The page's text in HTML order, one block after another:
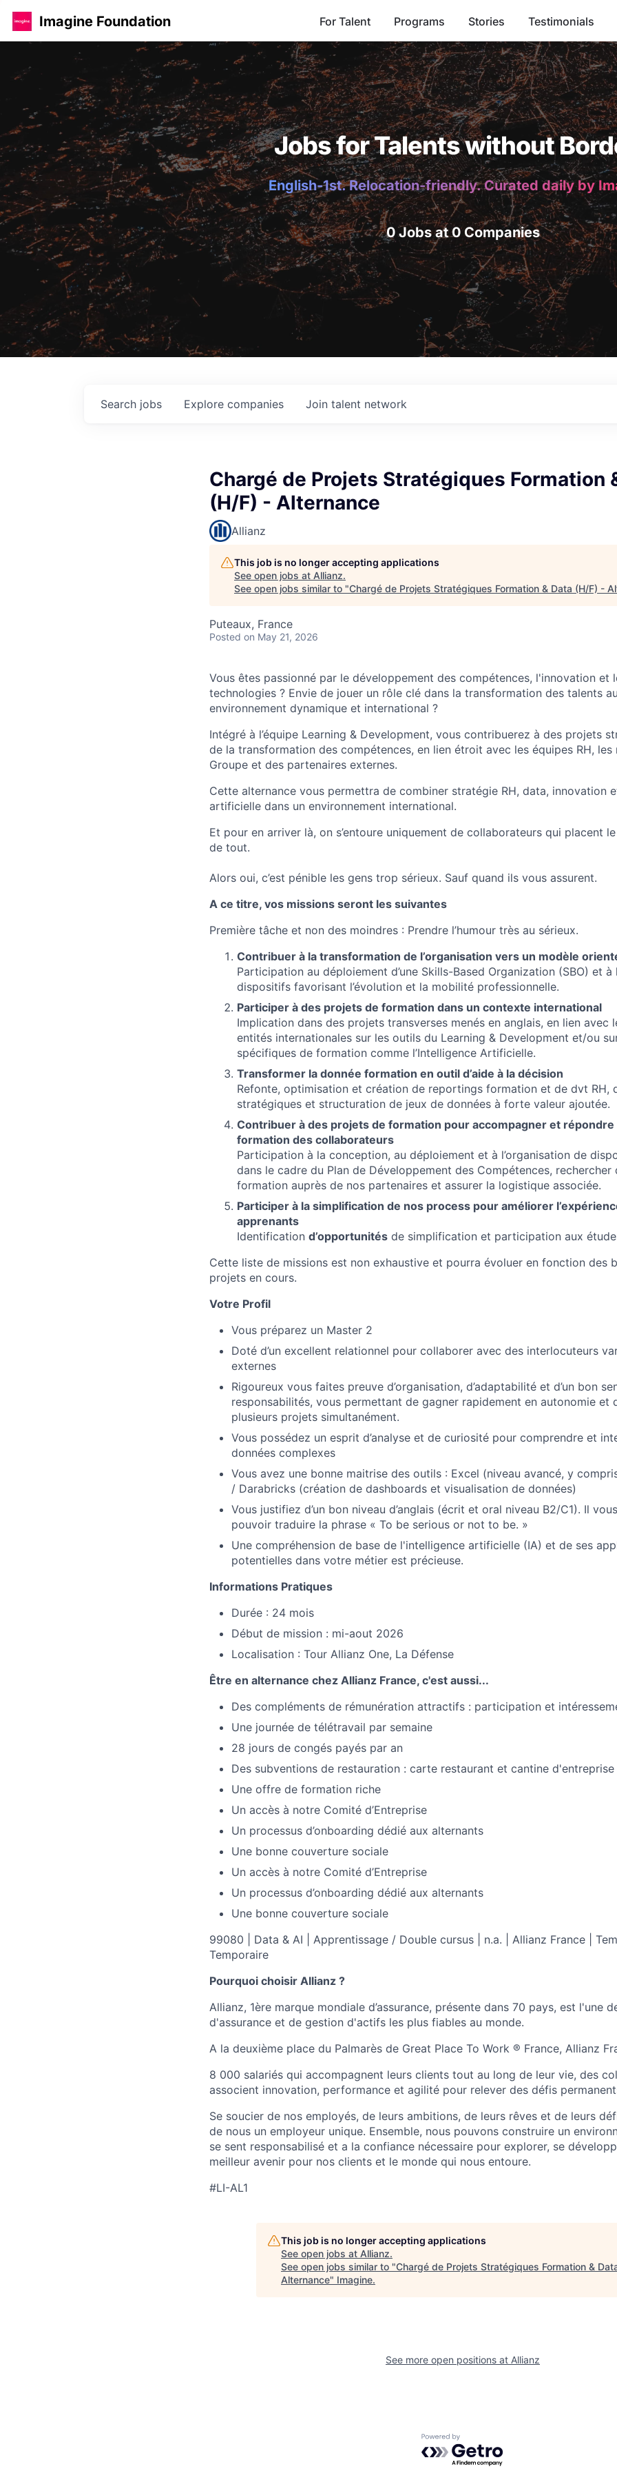
Imagine Foundation For Talent Programs Stories Testimonials
Jobs for Talents without
English-1st. Relocation-friendly. Curated daily by
0 Jobs at 0 Companies
Search jobs Explore companies Join talent network
Chargé de Projets Stratégiques Formation
(H/F) - Alternance
Allianz
This job is no longer accepting applications
See open jobs at Allianz.
See open jobs similar to "Chargé de Projets Stratégiques Formation & Data (H/F) -
Puteaux, France
Posted on May 21, 2026
Vous êtes passionné par le développement des compétences, l'innovation et
technologies ? Envie de jouer un rôle clé dans la transformation des talents au
environnement dynamique et international ?
Intégré à l’équipe Learning & Development, vous contribuerez à des projets
de la transformation des compétences, en lien étroit avec les équipes RH, les
Groupe et des partenaires externes.
Cette alternance vous permettra de combiner stratégie RH, data, innovation
artificielle dans un environnement international.
Et pour en arriver là, on s’entoure uniquement de collaborateurs qui placent
de tout.
Alors oui, c’est pénible les gens trop sérieux. Sauf quand ils vous assurent.
A ce titre, vos missions seront les suivantes
Première tâche et non des moindres : Prendre l’humour très au sérieux.
Contribuer à la transformation de l’organisation vers un modèle
Participation au déploiement d’une Skills-Based Organization (SBO) et
dispositifs favorisant l’évolution et la mobilité professionnelle.
Participer à des projets de formation dans un contexte international
Implication dans des projets transverses menés en anglais, en lien avec
entités internationales sur les outils du Learning & Development et/ou
spécifiques de formation comme l’Intelligence Artificielle.
Transformer la donnée formation en outil d’aide à la décision
Refonte, optimisation et création de reportings formation et de dvt RH,
stratégiques et structuration de jeux de données à forte valeur ajoutée.
Contribuer à des projets de formation pour accompagner et répondre
formation des collaborateurs
Participation à la conception, au déploiement et à l’organisation de
dans le cadre du Plan de Développement des Compétences, rechercher
formation auprès de nos partenaires et assurer la logistique associée.
Participer à la simplification de nos process pour améliorer
apprenants
Identification d’opportunités de simplification et participation aux
Cette liste de missions est non exhaustive et pourra évoluer en fonction des
projets en cours.
Votre Profil
Vous préparez un Master 2
Doté d’un excellent relationnel pour collaborer avec des interlocuteurs
externes
Rigoureux vous faites preuve d’organisation, d’adaptabilité et d’un bon
responsabilités, vous permettant de gagner rapidement en autonomie et
plusieurs projets simultanément.
Vous possédez un esprit d’analyse et de curiosité pour comprendre et
données complexes
Vous avez une bonne maitrise des outils : Excel (niveau avancé, y
/ Darabricks (création de dashboards et visualisation de données)
Vous justifiez d’un bon niveau d’anglais (écrit et oral niveau B2/C1). Il
pouvoir traduire la phrase « To be serious or not to be. »
Une compréhension de base de l'intelligence artificielle (IA) et de ses
potentielles dans votre métier est précieuse.
Informations Pratiques
Durée : 24 mois
Début de mission : mi-aout 2026
Localisation : Tour Allianz One, La Défense
Être en alternance chez Allianz France, c'est aussi...
Des compléments de rémunération attractifs : participation et
Une journée de télétravail par semaine
28 jours de congés payés par an
Des subventions de restauration : carte restaurant et cantine d'entreprise
Une offre de formation riche
Un accès à notre Comité d’Entreprise
Un processus d’onboarding dédié aux alternants
Une bonne couverture sociale
Un accès à notre Comité d’Entreprise
Un processus d’onboarding dédié aux alternants
Une bonne couverture sociale
99080 | Data & AI | Apprentissage / Double cursus | n.a. | Allianz France |
Temporaire
Pourquoi choisir Allianz ?​
Allianz, 1ère marque mondiale d’assurance, présente dans 70 pays, est l'une
d'assurance et de gestion d'actifs les plus fiables au monde. ​
A la deuxième place du Palmarès de Great Place To Work ® France, Allianz
8 000 salariés qui accompagnent leurs clients tout au long de leur vie, des
associent innovation, performance et agilité pour relever des défis
Se soucier de nos employés, de leurs ambitions, de leurs rêves et de leurs
de nous un employeur unique. Ensemble, nous pouvons construire un
se sent responsabilisé et a la confiance nécessaire pour explorer, se
meilleur avenir pour nos clients et le monde qui nous entoure.​
#LI-AL1
This job is no longer accepting applications
See open jobs at Allianz.
See open jobs similar to "Chargé de Projets Stratégiques Formation &
Alternance" Imagine.
See more open positions at Allianz
Powered by Getro.com